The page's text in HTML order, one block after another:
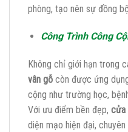
phòng, tạo nên sự đồng
Công Trình Công
Không chỉ giới hạn trong
vân gỗ còn được ứng
cộng như trường học,
Với ưu điểm bền đẹp, cửa
diện mạo hiện đại,